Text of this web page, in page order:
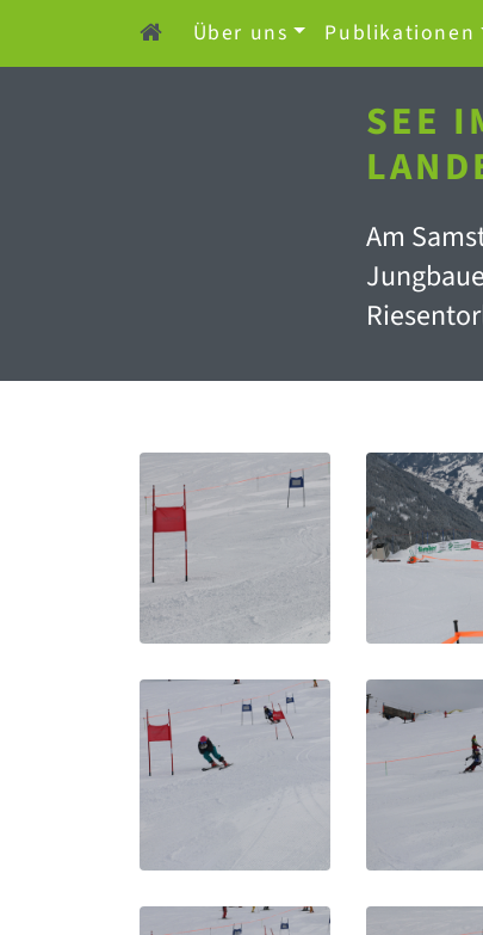
Über uns Publikationen
SEE
Am